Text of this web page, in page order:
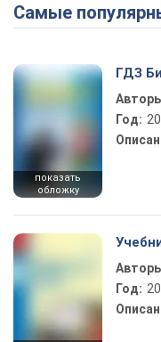
Самые
показать
обложку
ГДЗ
Год:
Год: